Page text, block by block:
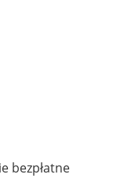
bezpłatne